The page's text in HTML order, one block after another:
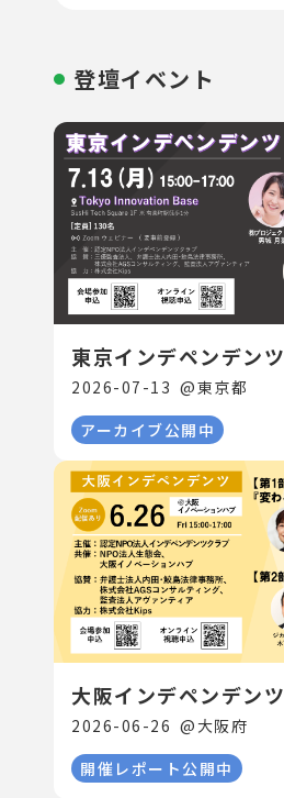
登壇イベント
東京インデペンデンツ
2026-07-13 @東京都
アーカイブ公開中
大阪インデペンデンツ
2026-06-26 @大阪府
開催レポート公開中